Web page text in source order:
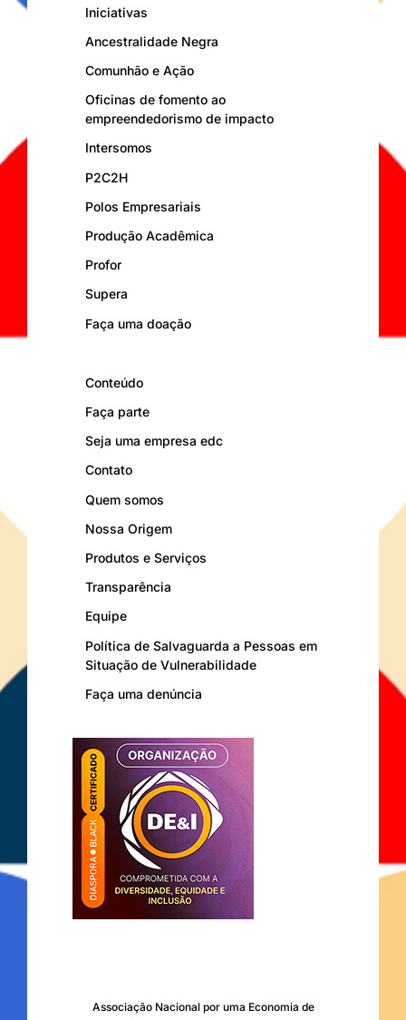
Iniciativas
Ancestralidade Negra
Comunhão e Ação
Oficinas de fomento ao
empreendedorismo de impacto
Intersomos
P2C2H
Polos Empresariais
Produção Acadêmica
Profor
Supera
Faça uma doação
Conteúdo
Faça parte
Seja uma empresa edc
Contato
Quem somos
Nossa Origem
Produtos e Serviços
Transparência
Equipe
Política de Salvaguarda a Pessoas em
Situação de Vulnerabilidade
Faça uma denúncia
Associação Nacional por uma Economia de